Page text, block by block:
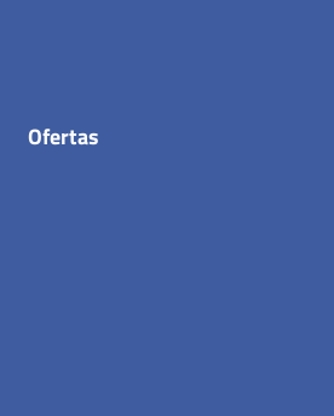
Ofertas